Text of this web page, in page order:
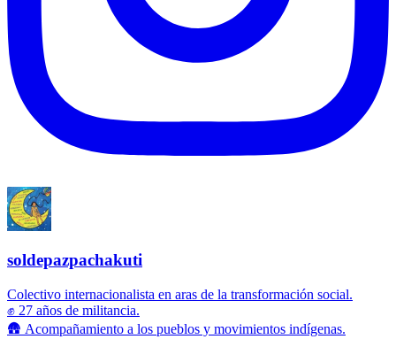
soldepazpachakuti
Colectivo internacionalista en aras de la transformación social.
✊ 27 años de militancia.
🛖 Acompañamiento a los pueblos y movimientos indígenas.